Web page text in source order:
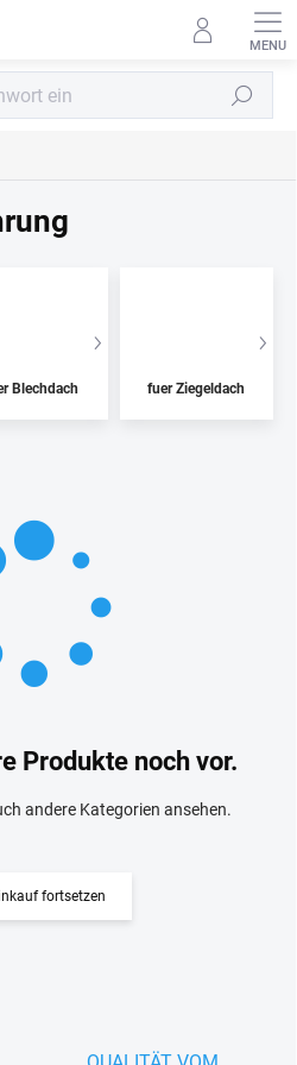
Suchen
Blechdach fuer Ziegeldach
Produkte noch vor.
andere Kategorien ansehen.
fortsetzen